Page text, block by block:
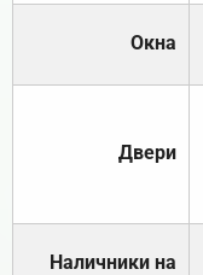
Окна
Двери
Наличники на